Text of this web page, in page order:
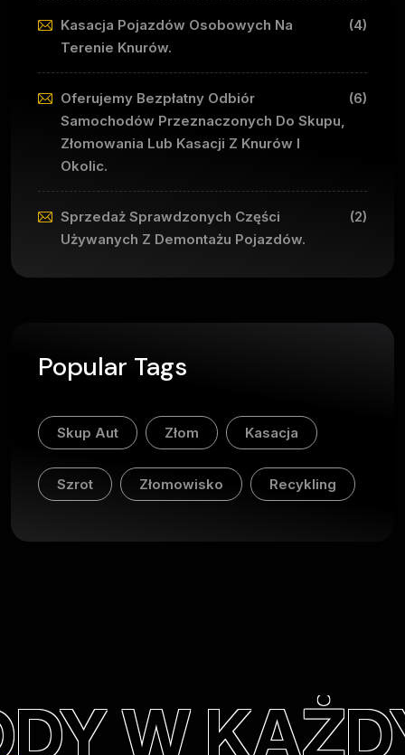
Kasacja Pojazdów Osobowych Na
Terenie Knurów.
(4)
Oferujemy Bezpłatny Odbiór
Samochodów Przeznaczonych Do Skupu,
Złomowania Lub Kasacji Z Knurów I
Okolic.
(6)
Sprzedaż Sprawdzonych Części
Używanych Z Demontażu Pojazdów.
(2)
Popular Tags
Skup Aut Złom Kasacja
Szrot Złomowisko Recykling